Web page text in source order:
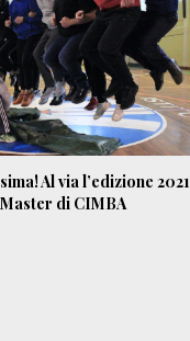
Al via l’edizione 2021
di CIMBA